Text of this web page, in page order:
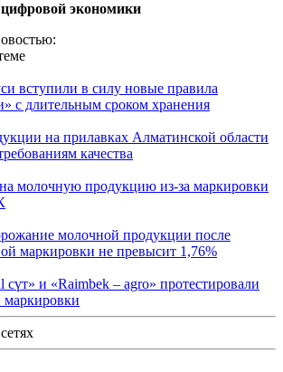
экономики
вступили в силу новые правила
с длительным сроком хранения
на прилавках Алматинской области
качества
на молочную продукцию из-за маркировки
молочной продукции после
маркировки не превысит 1,76%
и «Raimbek – agro» протестировали
маркировки